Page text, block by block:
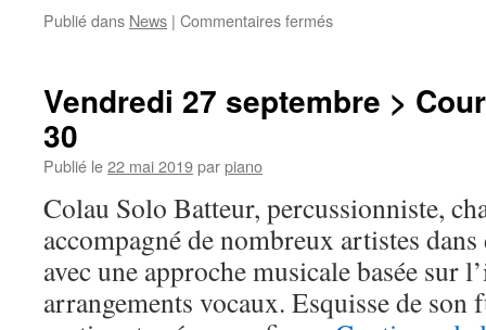
Publié dans News | Commentaires ferméssur
>
30
Vendredi 27 septembre >
30
Publié le22 mai 2019parpiano
Colau Solo Batteur, percussionniste,
accompagné de nombreux artistes
avec une approche musicale basée sur
arrangements vocaux. Esquisse de